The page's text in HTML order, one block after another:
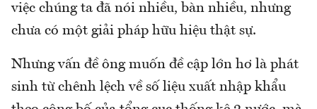
việc chúng ta đã nói nhiều, bàn nhiều, nhưng
chưa có một giải pháp hữu hiệu thật sự.
Nhưng vấn đề ông muốn đề cập lớn hơ là phát
sinh từ chênh lệch về số liệu xuất nhập khẩu